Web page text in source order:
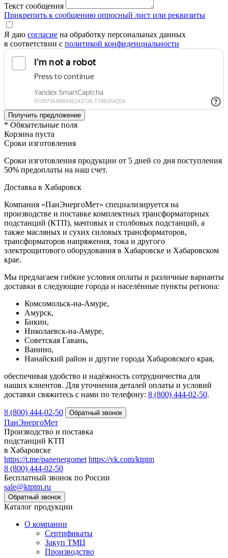
Текст сообщения
Прикрепить к сообщению опросный лист или реквизиты
Я даю согласие на обработку персональных данных
в соответствии с политикой конфиденциальности
* Обязательные поля
Корзина пуста
Сроки изготовления
Сроки изготовления продукции от 5 дней со дня поступления
50% предоплаты на наш счет.
Доставка в Хабаровск
Компания «ПанЭнергоМет» специализируется на
производстве и поставке комплектных трансформаторных
подстанций (КТП), мачтовых и столбовых подстанций, а
также масляных и сухих силовых трансформаторов,
трансформаторов напряжения, тока и другого
электрощитового оборудования в Хабаровске и Хабаровском
крае.
Мы предлагаем гибкие условия оплаты и различные варианты
доставки в следующие города и населённые пункты региона:
Комсомольск-на-Амуре,
Амурск,
Бикин,
Николаевск-на-Амуре,
Советская Гавань,
Ванино,
Нанайский район и другие города Хабаровского края,
обеспечивая удобство и надёжность сотрудничества для
наших клиентов. Для уточнения деталей оплаты и условий
доставки свяжитесь с нами по телефону: 8 (800) 444‑02‑50.
8 (800) 444-02-50
ПанЭнергоМет
Производство и поставка
подстанций КТП
в Хабаровске
https://t.me/panenergomet https://vk.com/ktptm
8 (800) 444-02-50
Бесплатный звонок по России
sale@ktptm.ru
Каталог продукции
О компании
Сертификаты
Закуп ТМЦ
Производство